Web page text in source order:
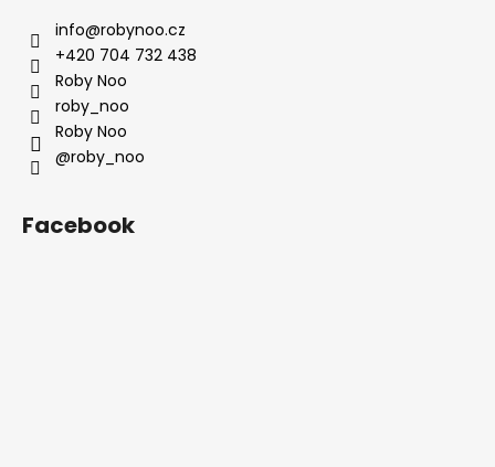
info@robynoo.cz
+420 704 732 438
Roby Noo
roby_noo
Roby Noo
@roby_noo
Facebook